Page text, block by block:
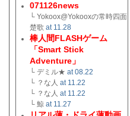
071126news
└ Yokoox@Yokooxの常時四面
楚歌 at 11.28
棒人間FLASHゲーム
「Smart Stick
Adventure」
└ デミル★ at 08.22
└ ？な人 at 11.22
└ ？な人 at 11.22
└ 鯨 at 11.27